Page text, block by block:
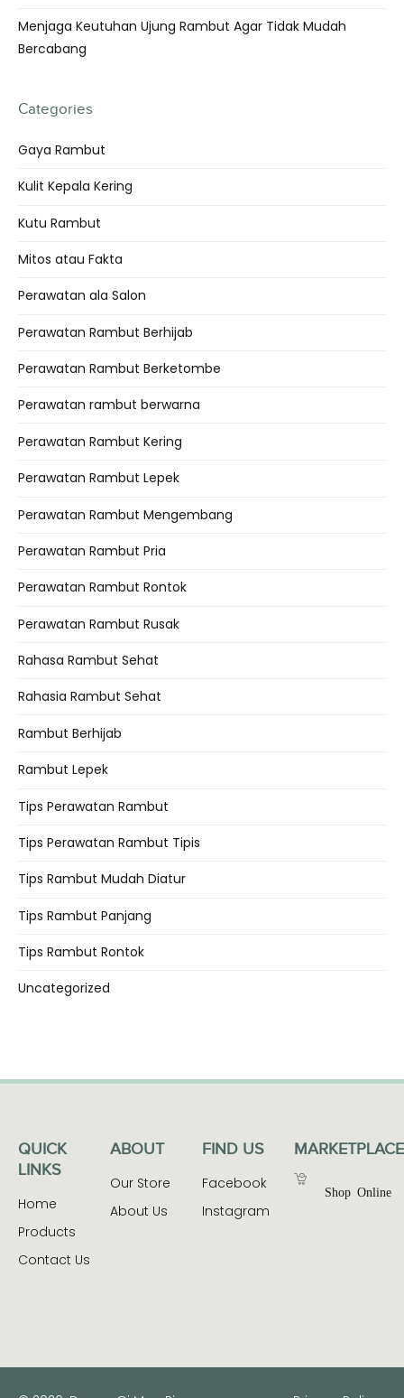
Menjaga Keutuhan Ujung Rambut Agar Tidak Mudah
Bercabang
Categories
Gaya Rambut
Kulit Kepala Kering
Kutu Rambut
Mitos atau Fakta
Perawatan ala Salon
Perawatan Rambut Berhijab
Perawatan Rambut Berketombe
Perawatan rambut berwarna
Perawatan Rambut Kering
Perawatan Rambut Lepek
Perawatan Rambut Mengembang
Perawatan Rambut Pria
Perawatan Rambut Rontok
Perawatan Rambut Rusak
Rahasa Rambut Sehat
Rahasia Rambut Sehat
Rambut Berhijab
Rambut Lepek
Tips Perawatan Rambut
Tips Perawatan Rambut Tipis
Tips Rambut Mudah Diatur
Tips Rambut Panjang
Tips Rambut Rontok
Uncategorized
QUICK
LINKS
Home
Products
Contact Us
ABOUT
Our Store
About Us
FIND US
Facebook
Instagram
MARKETPLACE
Shop Online